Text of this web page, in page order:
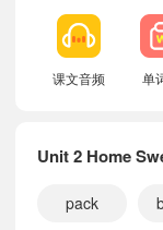
课文音频 单
Unit 2 Home
pack